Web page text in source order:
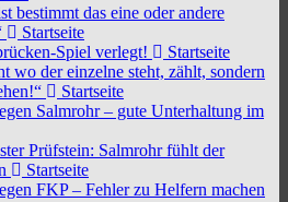
bestimmt das eine oder andere
Startseite
Spiel verlegt!
Startseite
wo der einzelne steht, zählt, sondern
Startseite
Salmrohr – gute Unterhaltung im
Prüfstein: Salmrohr fühlt der
Startseite
FKP – Fehler zu Helfern machen